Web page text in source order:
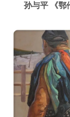
孙与平 《鄂